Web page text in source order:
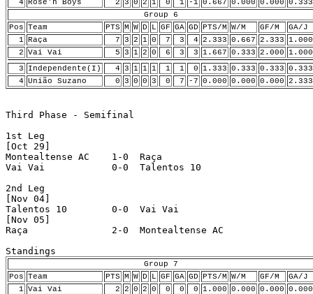
4 Rose'n Boys 2 3 0 2 1 0 1 -1 0.667 0.000 0.000 0.333
Group 6
Pos Team PTS M W D L GF GA GD PTS/M W/M GF/M
GA/J
1 Raça 7 3 2 1 0 7 3 4 2.333 0.667 2.333 1.000
2 Vai Vai 5 3 1 2 0 6 3 3 1.667 0.333 2.000 1.000
3
Independente(I) 4 3 1 1 1 1 1 0 1.333 0.333 0.333 0.333
4 União Suzano 0 3 0 0 3 0 7 -7 0.000 0.000 0.000 2.333
Third Phase - Semifinal
1st Leg
[Oct 29]
Montealtense AC    1-0  Raça
Vai Vai            0-0  Talentos 10
2nd Leg
[Nov 04]
Talentos 10        0-0  Vai Vai
[Nov 05]
Raça               2-0  Montealtense AC
Group 7
Pos Team PTS M W D L GF GA GD PTS/M W/M GF/M
GA/J
1 Vai Vai 2 2 0 2 0 0 0 0 1.000 0.000 0.000 0.000